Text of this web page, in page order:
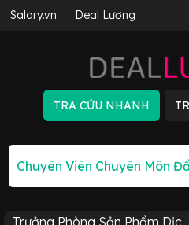
Salary.vn Deal Lương
Trưởng Phòng Sản Phẩm Dịc...